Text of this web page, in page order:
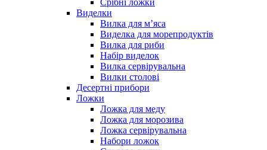
Срібні ложки
Виделки
Вилка для м’яса
Виделка для морепродуктів
Вилка для риби
Набір виделок
Вилка сервірувальна
Вилки столові
Десертні прибори
Ложки
Ложка для меду
Ложка для морозива
Ложка сервірувальна
Набори ложок